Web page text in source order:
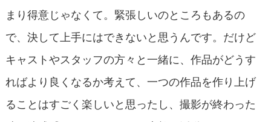
まり得意じゃなくて。緊張しいのところもあるの
で、決して上手にはできないと思うんです。だけど
キャストやスタッフの方々と一緒に、作品がどうす
ればより良くなるか考えて、一つの作品を作り上げ
ることはすごく楽しいと思ったし、撮影が終わった